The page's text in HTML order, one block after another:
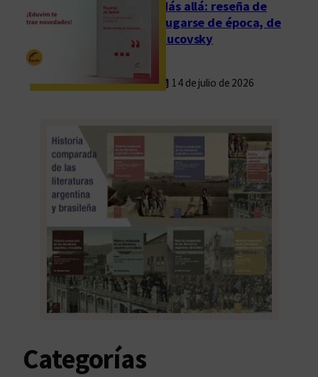
Más allá: reseña de
Fugarse de época, de
Rucovsky
14 de julio de 2026
Categorías